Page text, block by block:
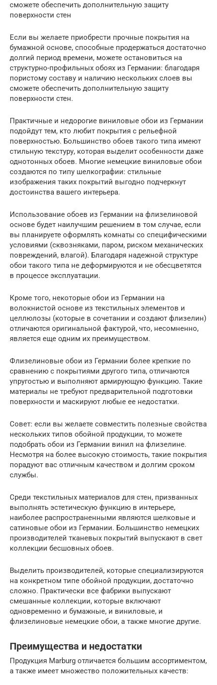
сможете обеспечить дополнительную защиту
поверхности стен
Если вы желаете приобрести прочные покрытия на
бумажной основе, способные продержаться достаточно
долгий период времени, можете остановиться на
структурно-профильных обоях из Германии: благодаря
пористому составу и наличию нескольких слоев вы
сможете обеспечить дополнительную защиту
поверхности стен.
Практичные и недорогие виниловые обои из Германии
подойдут тем, кто любит покрытия с рельефной
поверхностью. Большинство обоев такого типа имеют
стильную текстуру, которая выделит особенности даже
однотонных обоев. Многие немецкие виниловые обои
создаются по типу шелкографии: стильные
изображения таких покрытий выгодно подчеркнут
достоинства вашего интерьера.
Использование обоев из Германии на флизелиновой
основе будет наилучшим решением в том случае, если
вы планируете оформлять комнаты со специфическими
условиями (сквозняками, паром, риском механических
повреждений, влагой). Благодаря надежной структуре
обои такого типа не деформируются и не обесцветятся
в процессе эксплуатации.
Кроме того, некоторые обои из Германии на
волокнистой основе из текстильных элементов и
целлюлозы (которые в сочетании и создают флизелин)
отличаются оригинальной фактурой, что, несомненно,
является еще одним их преимуществом.
Флизелиновые обои из Германии более крепкие по
сравнению с покрытиями другого типа, отличаются
упругостью и выполняют армирующую функцию. Такие
материалы не требуют предварительной подготовки
поверхности и маскируют любые ее недостатки.
Совет: если вы желаете совместить полезные свойства
нескольких типов обойной продукции, то можете
подобрать обои из Германии винил на флизелине.
Несмотря на более высокую стоимость, такие покрытия
порадуют вас отличным качеством и долгим сроком
службы.
Среди текстильных материалов для стен, призванных
выполнять эстетическую функцию в интерьере,
наиболее распространенными являются шелковые и
сатиновые обои из Германии. Большинство немецких
производителей тканевых покрытий выпускают в свет
коллекции бесшовных обоев.
Выделить производителей, которые специализируются
на конкретном типе обойной продукции, достаточно
сложно. Практически все фабрики выпускают
смешанные коллекции, которые включают
одновременно и бумажные, и виниловые, и
флизелиновые немецкие обои, а также многие другие.
Преимущества и недостатки
Продукция Marburg отличается большим ассортиментом,
а также имеет множество положительных качеств: